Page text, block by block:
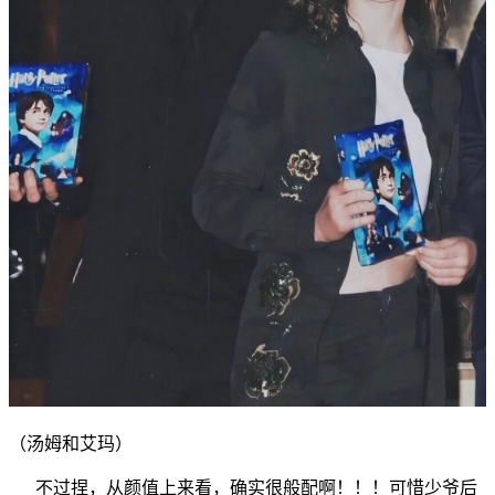
（汤姆和艾玛）
不过捏，从颜值上来看，确实很般配啊！！！ 可惜少爷后